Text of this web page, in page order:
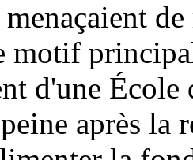
motif
d'une École
après la